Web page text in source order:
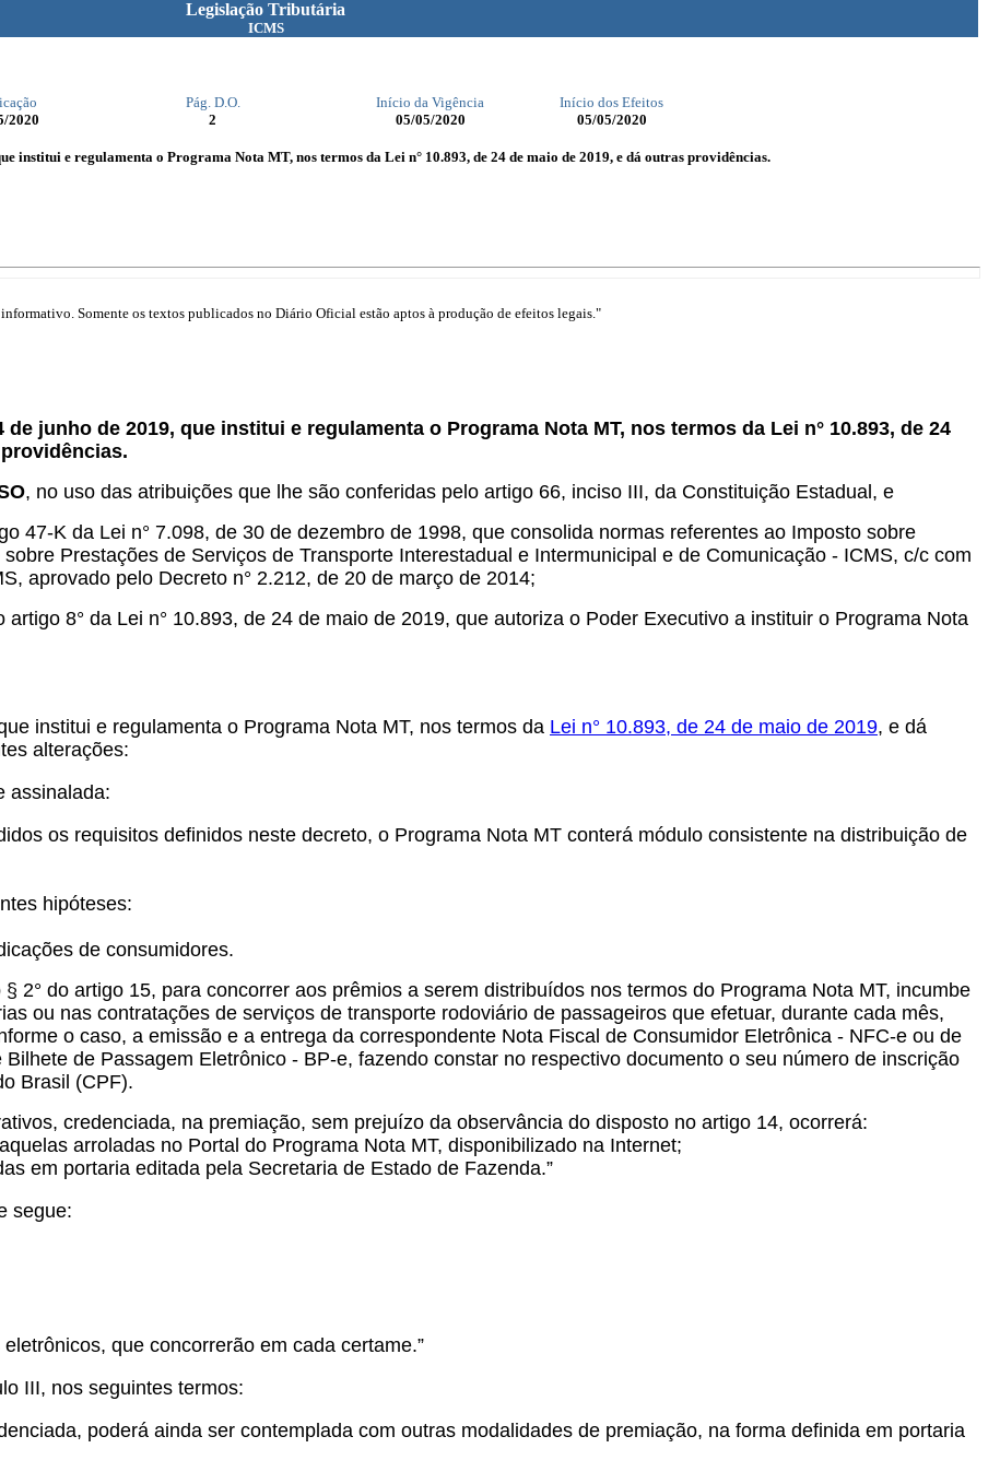
Legislação Tributária
ICMS
Pág. D.O. Início da Vigência
Início dos Efeitos
2020 2 05/05/2020 05/05/2020
institui e regulamenta o Programa Nota MT, nos termos da Lei n° 10.893, de 24 de maio de 2019, e dá outras providências.
Somente os textos publicados no Diário Oficial estão aptos à produção de efeitos legais."
de junho de 2019, que institui e regulamenta o Programa Nota MT, nos termos da Lei n° 10.893, de 24
, no uso das atribuições que lhe são conferidas pelo artigo 66, inciso III, da Constituição Estadual, e
47-K da Lei n° 7.098, de 30 de dezembro de 1998, que consolida normas referentes ao Imposto sobre
Prestações de Serviços de Transporte Interestadual e Intermunicipal e de Comunicação - ICMS, c/c com
aprovado pelo Decreto n° 2.212, de 20 de março de 2014;
8° da Lei n° 10.893, de 24 de maio de 2019, que autoriza o Poder Executivo a instituir o Programa Nota
institui e regulamenta o Programa Nota MT, nos termos da Lei n° 10.893, de 24 de maio de 2019, e dá
alterações:
assinalada:
os requisitos definidos neste decreto, o Programa Nota MT conterá módulo consistente na distribuição de
hipóteses:
de consumidores.
2° do artigo 15, para concorrer aos prêmios a serem distribuídos nos termos do Programa Nota MT, incumbe
ou nas contratações de serviços de transporte rodoviário de passageiros que efetuar, durante cada mês,
o caso, a emissão e a entrega da correspondente Nota Fiscal de Consumidor Eletrônica - NFC-e ou de
de Passagem Eletrônico - BP-e, fazendo constar no respectivo documento o seu número de inscrição
Brasil (CPF).
credenciada, na premiação, sem prejuízo da observância do disposto no artigo 14, ocorrerá:
arroladas no Portal do Programa Nota MT, disponibilizado na Internet;
em portaria editada pela Secretaria de Estado de Fazenda.”
segue:
que concorrerão em cada certame.”
III, nos seguintes termos:
poderá ainda ser contemplada com outras modalidades de premiação, na forma definida em portaria